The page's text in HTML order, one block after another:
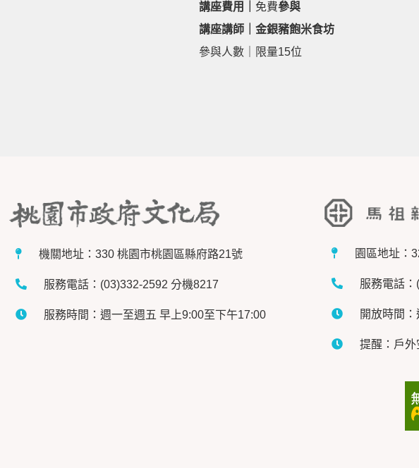
講座費用｜ 免費參與
講座講師｜金銀豬飽米食坊
參與人數｜限量15位
機關地址：330 桃園市桃園區縣府路21號
服務電話：(03)332-2592 分機8217
服務時間：週一至週五 早上9:00至下午17:00
園區地址：
服務電話
開放時間
提醒：戶